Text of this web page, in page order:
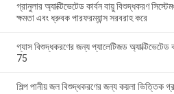
গ্রানুলার অ্যাক্টিভেটেড কার্বন বায়ু বিশুদ্ধকরণ
ক্ষমতা এবং ধ্রুবক পারফরম্যান্স সরবরাহ করে
গ্যাস বিশুদ্ধকরণের জন্য প্যালেটিজড অ্যাক্টিভেটেড
75
শিল্প পানীয় জল বিশুদ্ধকরণের জন্য কয়লা ভিত্তিক